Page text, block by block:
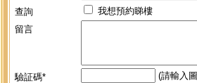
查詢
我想預約睇樓
留言
驗証碼* (請輸入